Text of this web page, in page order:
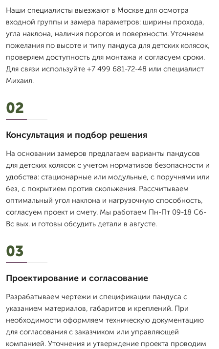
Наши специалисты выезжают в Москве для осмотра
входной группы и замера параметров: ширины прохода,
угла наклона, наличия порогов и поверхности. Уточняем
пожелания по высоте и типу пандуса для детских колясок,
проверяем доступность для монтажа и согласуем сроки.
Для связи используйте +7 499 681-72-48 или специалист
Михаил.
02
Консультация и подбор решения
На основании замеров предлагаем варианты пандусов
для детских колясок с учетом нормативов безопасности и
удобства: стационарные или модульные, с поручнями или
без, с покрытием против скольжения. Рассчитываем
оптимальный угол наклона и нагрузочную способность,
согласуем проект и смету. Мы работаем Пн-Пт 09-18 Сб-
Вс вых. и готовы обсудить детали в августе.
03
Проектирование и согласование
Разрабатываем чертежи и спецификации пандуса с
указанием материалов, габаритов и креплений. При
необходимости оформляем техническую документацию
для согласования с заказчиком или управляющей
компанией. Уточнения и утверждение проекта проводим